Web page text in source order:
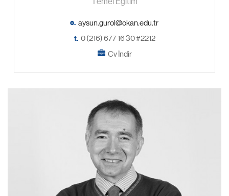
e.
t. 0 (216) 677 16 30 #2212
Cv İndir